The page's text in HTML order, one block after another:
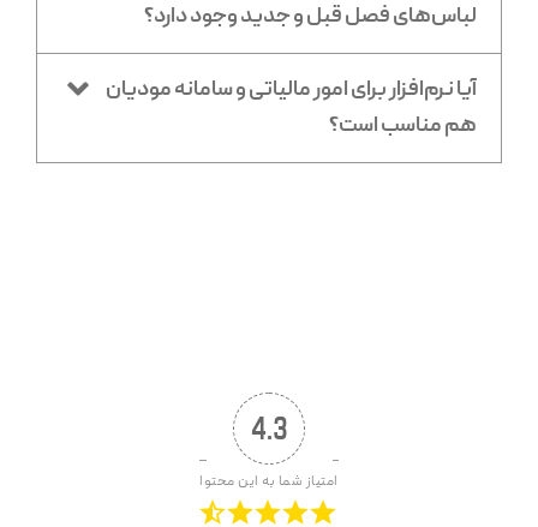
لباس‌های فصل قبل و جدید وجود دارد؟
آیا نرم‌افزار برای امور مالیاتی و سامانه مودیان
هم مناسب است؟
4.3
امتیاز شما به این محتوا